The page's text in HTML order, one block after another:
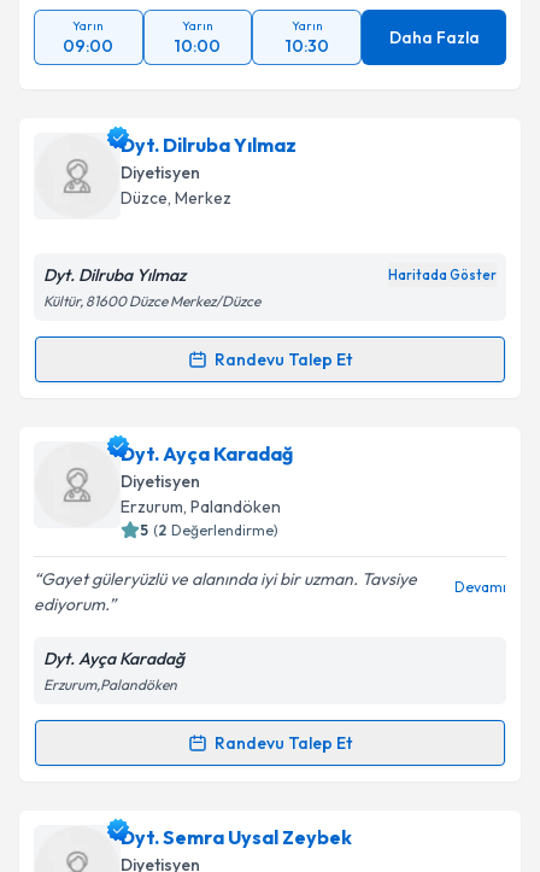
Yarın
09:00
Yarın
10:00
Yarın
10:30 Daha Fazla
Dyt. Dilruba Yılmaz
Diyetisyen
Düzce, Merkez
Dyt. Dilruba Yılmaz Haritada Göster
Kültür, 81600 Düzce Merkez/Düzce
Randevu Talep Et
Randevu Takvimi Talebi
Dyt. Dilruba Yılmaziçin randevu takvimi talebi
oluşturun. Size bu uzmandan randevu almanız için bir
takvim hazırlandığında e-posta ile bilgilendireceğiz.
Kişisel verilerimin işlenmesine ilişkin
Metni'ni okudum ve kişisel verilerimin belirtilen
kapsamda işlenmesini kabul ediyorum.
Dyt. Ayça Karadağ
Diyetisyen
Erzurum, Palandöken
5 (2 Değerlendirme)
Gayet güleryüzlü ve alanında iyi bir uzman. Tavsiye
ediyorum.
Devamı
Dyt. Ayça Karadağ
Erzurum,Palandöken
Randevu Talep Et
Randevu Takvimi Talebi
Dyt. Ayça Karadağiçin randevu takvimi talebi
oluşturun. Size bu uzmandan randevu almanız için bir
Dyt. Semra Uysal Zeybek
Diyetisyen